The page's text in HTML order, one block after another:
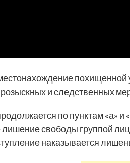
и следственных
по пунктам «а» и
лишение свободы группой
наказывается